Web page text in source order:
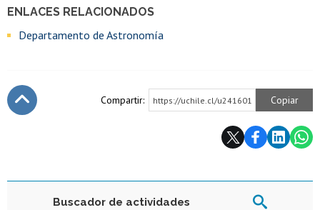
ENLACES RELACIONADOS
Departamento de Astronomía
Compartir: https://uchile.cl/u241601 Copiar
Buscador de actividades